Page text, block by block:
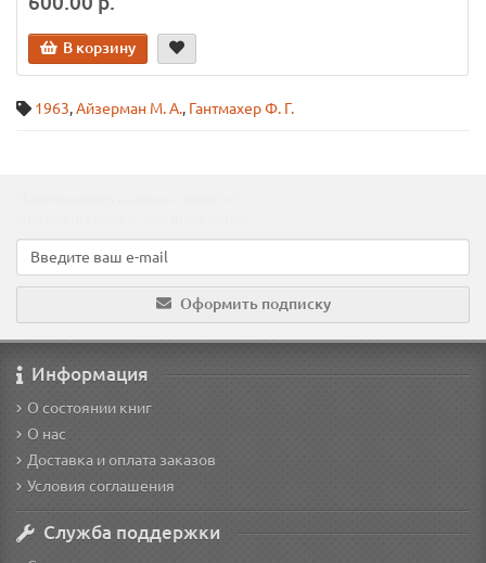
В корзину
1963,Айзерман М. А., Гантмахер Ф. Г.
Оформить подписку
Информация
О состоянии книг
О нас
Доставка и оплата заказов
Условия соглашения
Служба поддержки